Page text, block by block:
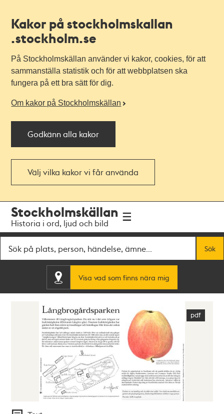
Kakor på stockholmskallan
.stockholm.se
På Stockholmskällan använder vi kakor, cookies, för att
sammanställa statistik och för att webbplatsen ska
fungera på ett bra sätt för dig.
Om kakor på Stockholmskällan
Godkänn alla kakor
Välj vilka kakor vi får använda
navigationen
huvudinnehållet
Stockholmskällan
Historia i ord, ljud och bild
Sök
Visa vad som finns nära mig